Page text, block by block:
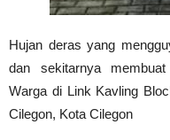
Hujan derasyang
dan sekitarnya
Warga di Link Kavling
Cilegon, Kota Cilegon